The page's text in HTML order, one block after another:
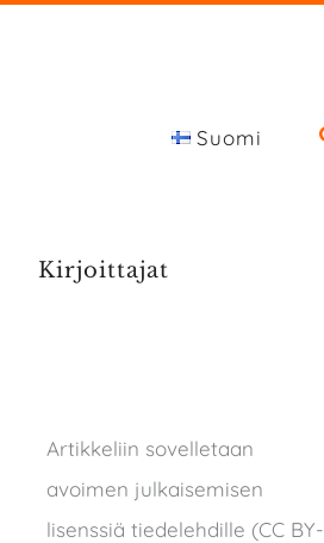
Suomi
Kirjoittajat
Artikkeliin sovelletaan
avoimen julkaisemisen
lisenssiä tiedelehdille (CC BY-